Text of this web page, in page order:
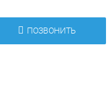
ПОЗВОНИТЬ